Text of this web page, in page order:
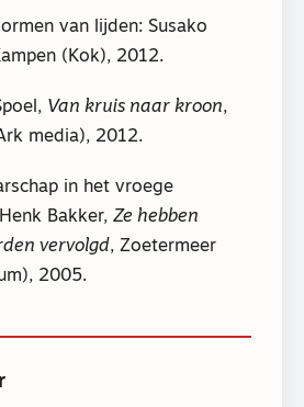
van lijden: Susako
(Kok), 2012.
Van kruis naar kroon,
media), 2012.
in het vroege
Bakker, Ze hebben
vervolgd, Zoetermeer
2005.